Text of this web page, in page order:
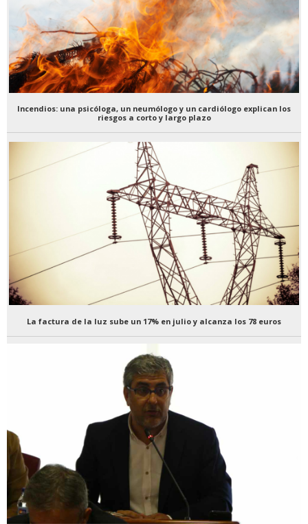
Incendios: una psicóloga, un neumólogo y un cardiólogo explican los
riesgos a corto y largo plazo
La factura de la luz sube un 17% en julio y alcanza los 78 euros